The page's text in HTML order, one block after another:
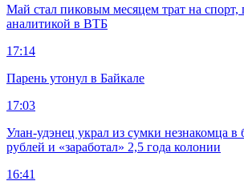
Май стал пиковым месяцем трат на спорт,
аналитикой в ВТБ
17:14
Парень утонул в Байкале
17:03
Улан-удэнец украл из сумки незнакомца в
рублей и «заработал» 2,5 года колонии
16:41